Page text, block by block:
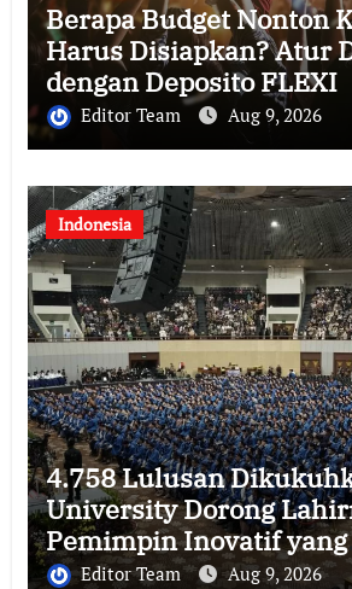
Berapa Budget Nonton
Harus Disiapkan? Atur
dengan Deposito FLEXI
Editor Team Aug 9, 2026
Indonesia
4.758 Lulusan
University Dorong
Pemimpin Inovatif yang
Berdampak
Editor Team Aug 9, 2026